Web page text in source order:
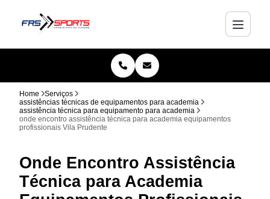
Home
Serviços
assistências técnicas de equipamentos para academia
assistência técnica para equipamento para academia
onde encontro assistência técnica para academia equipamentos
profissionais Vila Prudente
Onde Encontro Assistência
Técnica para Academia